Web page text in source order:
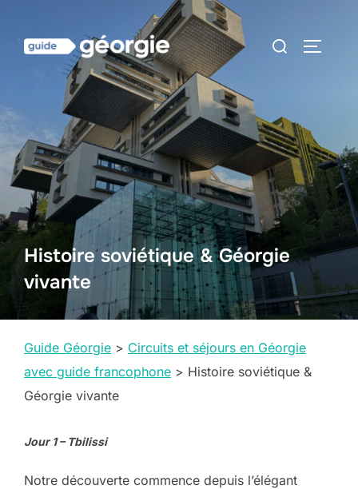
contenu
Rechercher :
Histoire soviétique & Géorgie
vivante
Guide Géorgie > Circuits et séjours en Géorgie
avec guide francophone > Histoire soviétique &
Géorgie vivante
Jour 1 – Tbilissi
Notre découverte commence depuis l’élégant